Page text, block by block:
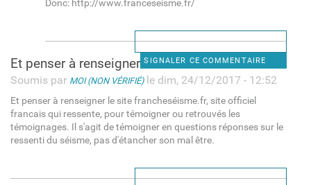
Donc: http://www.franceseisme.fr/
SIGNALER CE COMMENTAIRE
Et penser à renseigner le
Soumis par MOI (NON VÉRIFIÉ)le dim, 24/12/2017 - 12:52
Et penser à renseigner le site francheséisme.fr, site officiel
francais qui ressente, pour témoigner ou retrouvés les
témoignages. Il s'agit de témoigner en questions réponses sur le
ressenti du séisme, pas d'étancher son mal être.